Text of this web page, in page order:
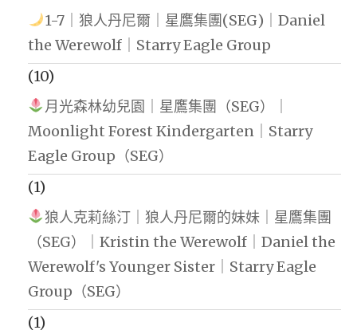
1-7｜狼人丹尼爾｜星鷹集團(SEG)｜Daniel
the Werewolf｜Starry Eagle Group
(10)
月光森林幼兒園｜星鷹集團（SEG）｜
Moonlight Forest Kindergarten｜Starry
Eagle Group（SEG）
(1)
狼人克莉絲汀｜狼人丹尼爾的妹妹｜星鷹集團
（SEG）｜Kristin the Werewolf｜Daniel the
Werewolf's Younger Sister｜Starry Eagle
Group（SEG）
(1)